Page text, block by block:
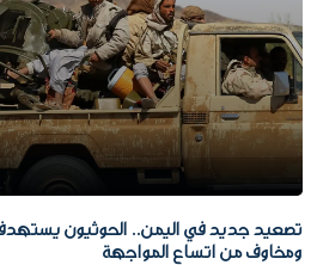
تصعيد جديد في اليمن.. الحوثيون
ومخاوف من اتساع المواجهة